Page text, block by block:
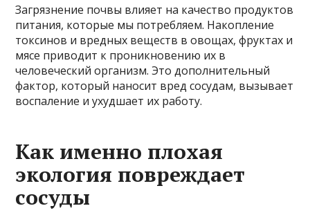
Загрязнение почвы влияет на качество продуктов
питания, которые мы потребляем. Накопление
токсинов и вредных веществ в овощах, фруктах и
мясе приводит к проникновению их в
человеческий организм. Это дополнительный
фактор, который наносит вред сосудам, вызывает
воспаление и ухудшает их работу.
Как именно плохая
экология повреждает
сосуды